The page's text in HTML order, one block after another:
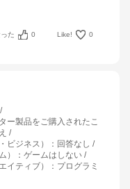
た 0 Like! 0
ー製品をご購入されたこ
ビジネス）
： 回答なし
）
： ゲームはしない
イティブ）
： プログラミ